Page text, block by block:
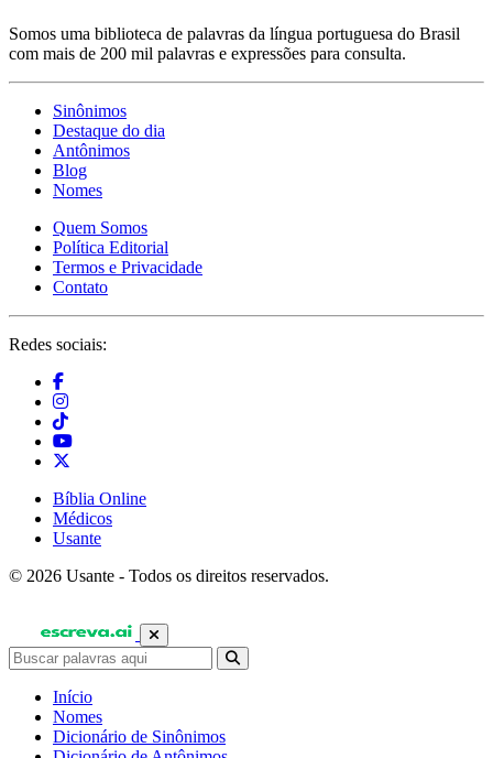
Somos uma biblioteca de palavras da língua portuguesa do Brasil
com mais de 200 mil palavras e expressões para consulta.
Sinônimos
Destaque do dia
Antônimos
Blog
Nomes
Quem Somos
Política Editorial
Termos e Privacidade
Contato
Redes sociais:
Bíblia Online
Médicos
Usante
© 2026 Usante - Todos os direitos reservados.
Início
Nomes
Dicionário de Sinônimos